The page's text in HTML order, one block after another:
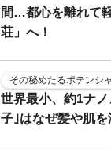
間…都心を離れて
荘」へ！
その秘めたるポテンシ
世界最小、約1ナ
子｣はなぜ髪や肌